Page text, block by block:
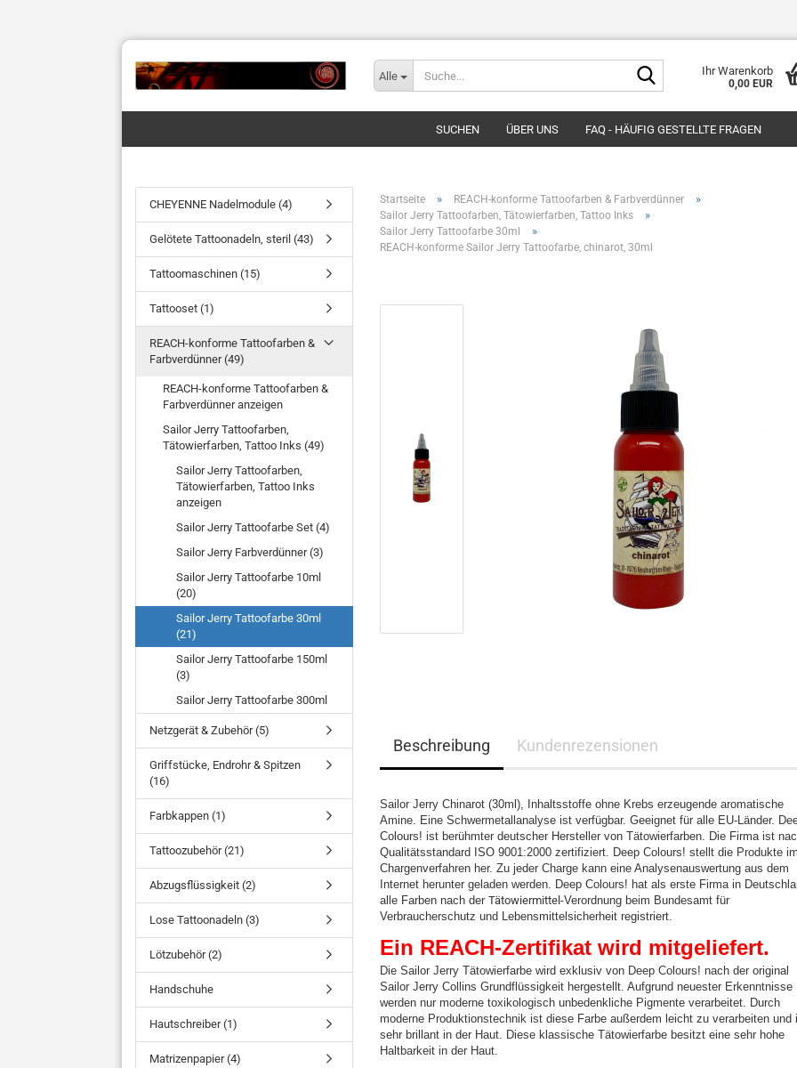
Alle Ihr Warenkorb
0,00 EUR
SUCHEN ÜBER UNS FAQ - HÄUFIG GESTELLTE FRAGEN
Startseite » REACH-konforme Tattoofarben & Farbverdünner »
Sailor Jerry Tattoofarben, Tätowierfarben, Tattoo Inks »
Sailor Jerry Tattoofarbe 30ml »
REACH-konforme Sailor Jerry Tattoofarbe, chinarot, 30ml
Beschreibung Kundenrezensionen
Sailor Jerry Chinarot (30ml), Inhaltsstoffe ohne Krebs erzeugende aromatische
Amine. Eine Schwermetallanalyse ist verfügbar. Geeignet für alle EU-Länder.
Colours! ist berühmter deutscher Hersteller von Tätowierfarben. Die Firma ist
Qualitätsstandard ISO 9001:2000 zertifiziert. Deep Colours! stellt die Produkte im
Chargenverfahren her. Zu jeder Charge kann eine Analysenauswertung aus dem
Internet herunter geladen werden. Deep Colours! hat als erste Firma in
alle Farben nach der Tätowiermittel-Verordnung beim Bundesamt für
Verbraucherschutz und Lebensmittelsicherheit registriert.
Ein REACH-Zertifikat wird mitgeliefert.
Die Sailor Jerry Tätowierfarbe wird exklusiv von Deep Colours! nach der original
Sailor Jerry Collins Grundflüssigkeit hergestellt. Aufgrund neuester Erkenntnisse
werden nur moderne toxikologisch unbedenkliche Pigmente verarbeitet. Durch
moderne Produktionstechnik ist diese Farbe außerdem leicht zu verarbeiten und
sehr brillant in der Haut. Diese klassische Tätowierfarbe besitzt eine sehr hohe
Haltbarkeit in der Haut.
CHEYENNE Nadelmodule (4)
Gelötete Tattoonadeln, steril (43)
Tattoomaschinen (15)
Tattooset (1)
REACH-konforme Tattoofarben &
Farbverdünner (49)
REACH-konforme Tattoofarben &
Farbverdünner anzeigen
Sailor Jerry Tattoofarben,
Tätowierfarben, Tattoo Inks (49)
Sailor Jerry Tattoofarben,
Tätowierfarben, Tattoo Inks
anzeigen
Sailor Jerry Tattoofarbe Set (4)
Sailor Jerry Farbverdünner (3)
Sailor Jerry Tattoofarbe 10ml
(20)
Sailor Jerry Tattoofarbe 30ml
(21)
Sailor Jerry Tattoofarbe 150ml
(3)
Sailor Jerry Tattoofarbe 300ml
Netzgerät & Zubehör (5)
Griffstücke, Endrohr & Spitzen
(16)
Farbkappen (1)
Tattoozubehör (21)
Abzugsflüssigkeit (2)
Lose Tattoonadeln (3)
Lötzubehör (2)
Handschuhe
Hautschreiber (1)
Matrizenpapier (4)